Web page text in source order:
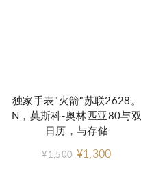
独家手表"火箭"苏联2628。
N，莫斯科-奥林匹亚80与双
日历，与存储
¥1,500 ¥1,300